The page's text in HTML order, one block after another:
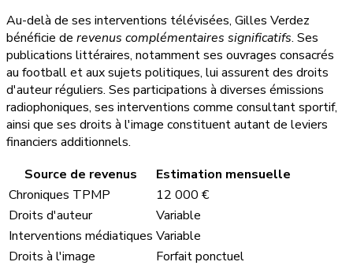
Au-delà de ses interventions télévisées, Gilles Verdez
bénéficie de revenus complémentaires significatifs. Ses
publications littéraires, notamment ses ouvrages consacrés
au football et aux sujets politiques, lui assurent des droits
d'auteur réguliers. Ses participations à diverses émissions
radiophoniques, ses interventions comme consultant sportif,
ainsi que ses droits à l'image constituent autant de leviers
financiers additionnels.
Source de revenus
Estimation mensuelle
Chroniques TPMP
12 000 €
Droits d'auteur
Variable
Interventions médiatiques Variable
Droits à l'image
Forfait ponctuel